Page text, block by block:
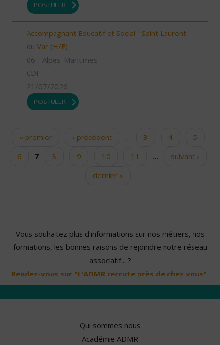
POSTULER
Accompagnant Educatif et Social - Saint Laurent
du Var (H/F)
06 - Alpes-Maritimes
CDI
21/07/2026
POSTULER
Pages« premier ‹ précédent … 3 4
5
6
7 8 9 10 11 …
suivant ›
dernier »
Vous souhaitez plus d'informations sur nos métiers, nos
formations, les bonnes raisons de rejoindre notre réseau
associatif... ?
Rendez-vous sur "L'ADMR recrute près de chez vous".
Qui sommes nous
Académie ADMR